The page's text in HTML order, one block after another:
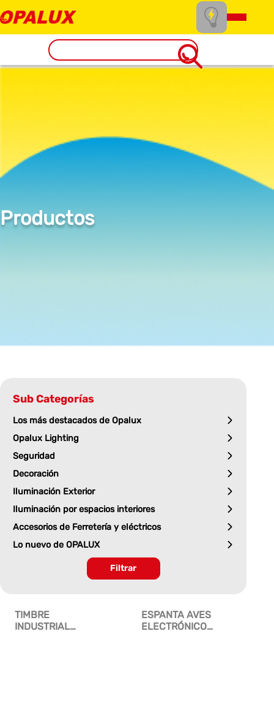
Productos
Sub Categorías
Los más destacados de Opalux
Opalux Lighting
Seguridad
Decoración
Iluminación Exterior
Iluminación por espacios interiores
Accesorios de Ferretería y eléctricos
Lo nuevo de OPALUX
Filtrar
TIMBRE
INDUSTRIAL
ESPANTA AVES
ELECTRÓNICO